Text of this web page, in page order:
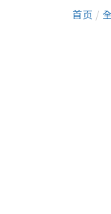
首页 /